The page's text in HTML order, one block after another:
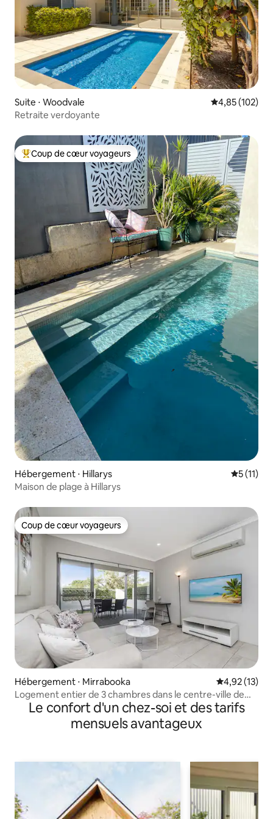
Suite ⋅ Woodvale Évaluation
4,85 (102)
Retraite verdoyante
Coups de cœur voyageurs les plus appréciés
Coup de cœur voyageurs
Hébergement ⋅ Hillarys
5 (11)
Maison de plage à Hillarys
Coup de cœur voyageurs
Coup de cœur voyageurs
Hébergement ⋅ Mirrabooka Évaluation
4,92 (13)
Logement entier de 3 chambres dans le centre-ville de
Mirrabooka
Le confort d'un chez-soi et des tarifs
mensuels avantageux